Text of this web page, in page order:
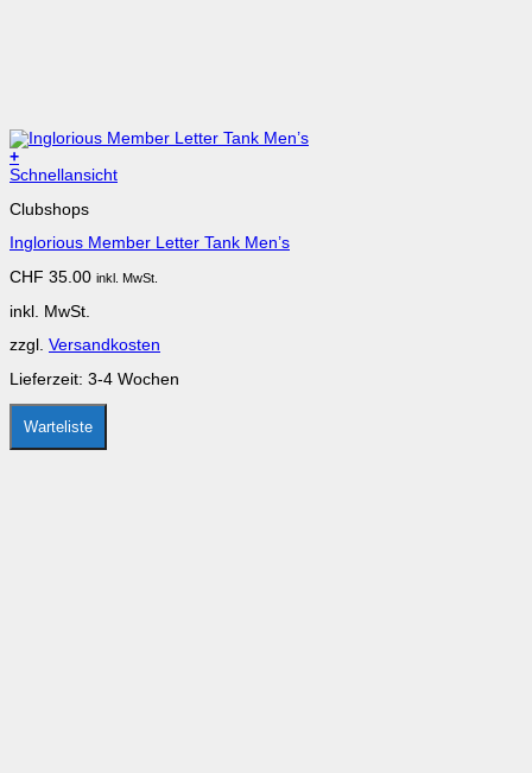
+
Schnellansicht
Clubshops
Inglorious Member Letter Tank Men’s
CHF 35.00 inkl. MwSt.
inkl. MwSt.
zzgl. Versandkosten
Lieferzeit: 3-4 Wochen
Warteliste